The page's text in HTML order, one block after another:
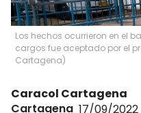
Los hechos ocurrieron en el
cargos fue aceptado por el
Cartagena)
Caracol Cartagena
Cartagena 17/09/